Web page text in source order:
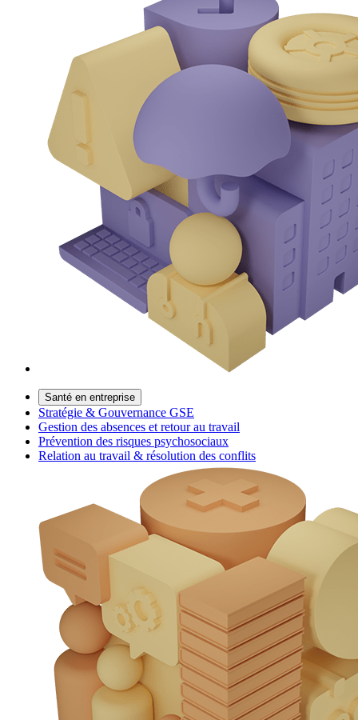
Santé en entreprise
Stratégie & Gouvernance GSE
Gestion des absences et retour au travail
Prévention des risques psychosociaux
Relation au travail & résolution des conflits